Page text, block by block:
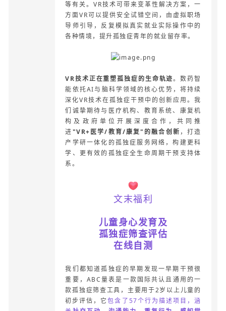
等有关。VR技术可带来变革性解决方案，一
方面VR可以提供安全试错空间，由虚拟职场
导师引导，反复模拟真实就业实际操作中的
各种情境，提升孤独症青年的就业留存率。
VR技术正在重塑孤独症的生命轨迹。数药智
能依托AI与脑科学领域的核心优势，将持续
深化VR技术在孤独症干预中的创新应用。我
们诚挚期待与医疗机构、教育系统、康复机
构及政府单位开展深度合作，共同推
进"VR+医学/教育/康复"的融合创新 ，打造
产学研一体化的孤独症服务网络，构建更科
学、更有效的孤独症全生命周期干预支持体
系。
文末福利
儿童身心发育及
孤独症筛查评估
在线自测
我们都知道孤独症的早期发现一早期干预很
重要，ABC量表是一款国际共认且通用的一
款孤独症筛查工具，主要用于2岁以上儿童的
初步评估，它包含了57个行为描述项目，涵